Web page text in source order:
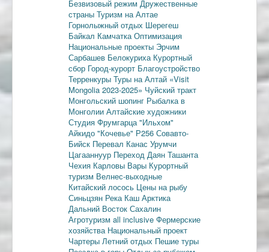
Безвизовый режим Дружественные
страны Туризм на Алтае
Горнолыжный отдых Шерегеш
Байкал КамчаткаОптимизация
Национальные проекты Эрчим
Сарбашев Белокуриха Курортный
сбор Город-курорт Благоустройство
Терренкуры Туры на Алтай «Visit
Mongolia 2023-2025» Чуйский тракт
Монгольский шопинг Рыбалка в
Монголии Алтайские художники
Студия Фрумгарца"Ильхом"
Айкидо "Кочевье" Р256 Совавто-
Бийск Перевал Канас Урумчи
Цагааннуур Переход Даян Ташанта
Чехия Карловы Вары Курортный
туризм Велнес-выходные
Китайский лосось Цены на рыбу
Синьцзян Река Каш Арктика
Дальний Восток Сахалин
Агротуризм all inclusive Фермерские
хозяйства Национальный проект
Чартеры Летний отдых Пешие туры